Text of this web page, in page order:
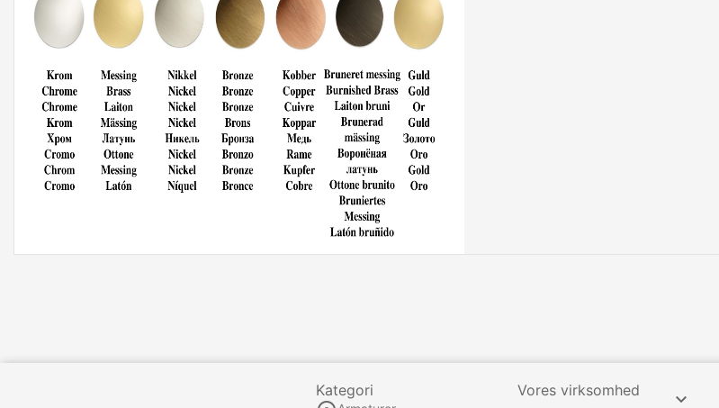
Kategori Vores virksomhed 